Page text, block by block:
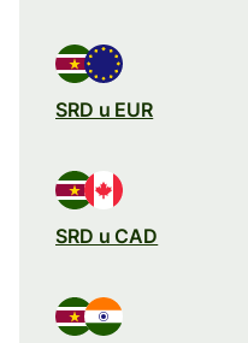
SRD u EUR
SRD u CAD